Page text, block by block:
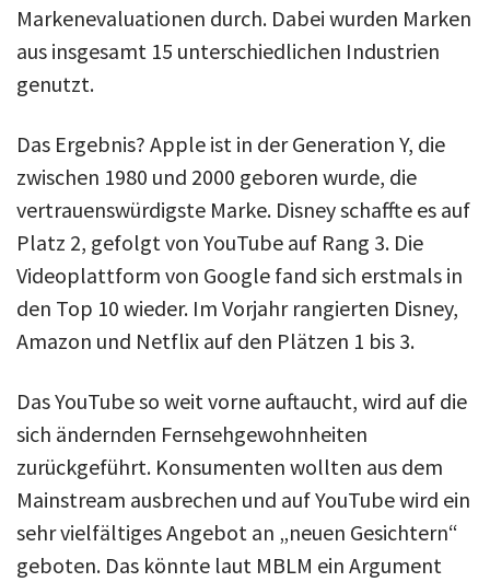
Markenevaluationen durch. Dabei wurden Marken
aus insgesamt 15 unterschiedlichen Industrien
genutzt.
Das Ergebnis? Apple ist in der Generation Y, die
zwischen 1980 und 2000 geboren wurde, die
vertrauenswürdigste Marke. Disney schaffte es auf
Platz 2, gefolgt von YouTube auf Rang 3. Die
Videoplattform von Google fand sich erstmals in
den Top 10 wieder. Im Vorjahr rangierten Disney,
Amazon und Netflix auf den Plätzen 1 bis 3.
Das YouTube so weit vorne auftaucht, wird auf die
sich ändernden Fernsehgewohnheiten
zurückgeführt. Konsumenten wollten aus dem
Mainstream ausbrechen und auf YouTube wird ein
sehr vielfältiges Angebot an „neuen Gesichtern“
geboten. Das könnte laut MBLM ein Argument